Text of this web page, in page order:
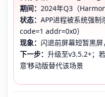
期间： 2024年Q3（
状态： APP进程被系统强制
code=1 addr=0x0）
现象： 闪退前屏幕短暂黑
下一步： 升级至v3.5.2+；
意’移动版替代该场景